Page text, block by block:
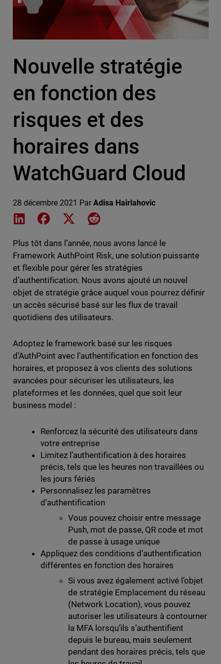
Nouvelle stratégie
en fonction des
risques et des
horaires dans
WatchGuard Cloud
28 décembre 2021 Par Adisa Hairlahovic
Share on LinkedIn
Share on Facebook
Share on XShare on Reddit
Plus tôt dans l’année, nous avons lancé le
Framework AuthPoint Risk, une solution puissante
et flexible pour gérer les stratégies
d’authentification. Nous avons ajouté un nouvel
objet de stratégie grâce auquel vous pourrez définir
un accès sécurisé basé sur les flux de travail
quotidiens des utilisateurs.
Adoptez le framework basé sur les risques
d’AuthPoint avec l’authentification en fonction des
horaires, et proposez à vos clients des solutions
avancées pour sécuriser les utilisateurs, les
plateformes et les données, quel que soit leur
business model :
Renforcez la sécurité des utilisateurs dans
votre entreprise
Limitez l’authentification à des horaires
précis, tels que les heures non travaillées ou
les jours fériés
Personnalisez les paramètres
d’authentification
Vous pouvez choisir entre message
Push, mot de passe, QR code et mot
de passe à usage unique
Appliquez des conditions d’authentification
différentes en fonction des horaires
Si vous avez également activé l’objet
de stratégie Emplacement du réseau
(Network Location), vous pouvez
autoriser les utilisateurs à contourner
la MFA lorsqu’ils s’authentifient
depuis le bureau, mais seulement
pendant des horaires précis, tels que